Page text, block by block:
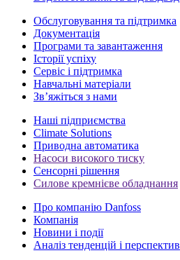
Обслуговування та підтримка
Документація
Програми та завантаження
Історії успіху
Сервіс і підтримка
Навчальні матеріали
Зв’яжіться з нами
Наші підприємства
Climate Solutions
Приводна автоматика
Насоси високого тиску
Сенсорні рішення
Силове кремнієве обладнання
Про компанію Danfoss
Компанія
Новини і події
Аналіз тенденцій і перспектив